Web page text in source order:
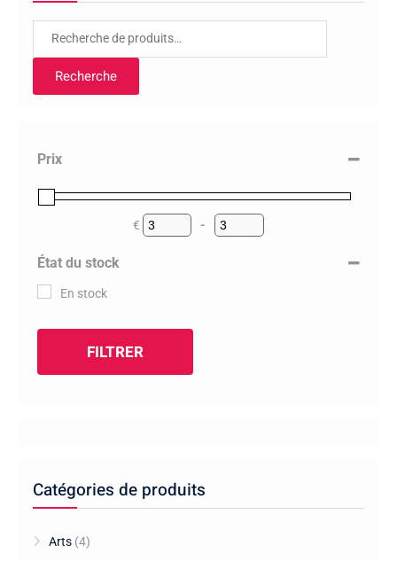
Recherche
Recherche
Prix
€
Minimum Price
-
Maximum Price
État du stock
En stock
FILTRER
Catégories de produits
Arts (4)